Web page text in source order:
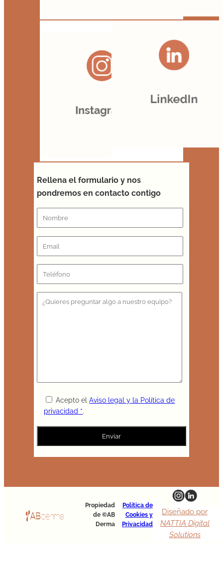
Rellena el formulario y nos
pondremos en contacto contigo
Acepto elAviso legal y la Política de
privacidad *.
Propiedad
de ©AB
Derma
Política de
Cookies y
Privacidad
Diseñado por
NATTIA Digital
Solutions